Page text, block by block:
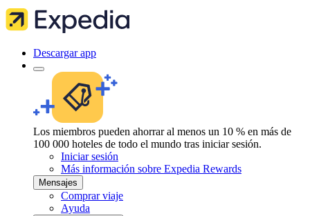
Descargar app
Los miembros pueden ahorrar al menos un 10 % en más de
100 000 hoteles de todo el mundo tras iniciar sesión.
Iniciar sesión
Más información sobre Expedia Rewards
Mensajes
Comprar viaje
Ayuda